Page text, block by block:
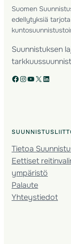
Suomen
edellytyksiä
Suunnistuksen
Facebook Instagram YouTube X LinkedIn
Tietoa
Eettiset
ympäristö
Palaute
Yhteystiedot